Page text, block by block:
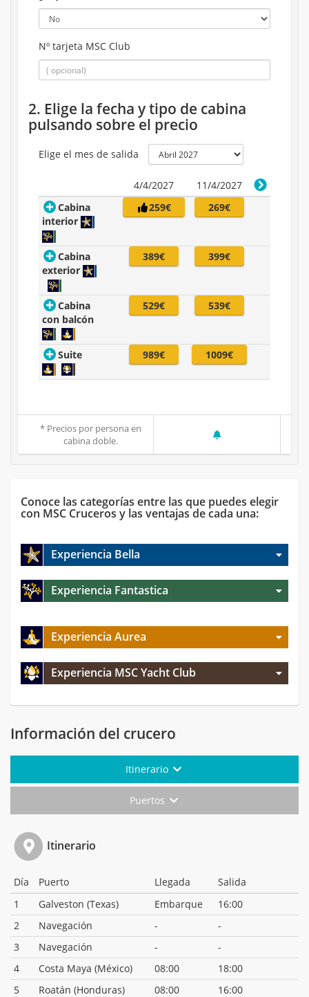
Nº tarjeta MSC Club
2. Elige la fecha y tipo de cabina
pulsando sobre el precio
Elige el mes de salida
4/4/2027
11/4/2027
Cabina
interior
259€ 269€
Cabina
exterior
389€ 399€
Cabina
con balcón
529€ 539€
Suite 989€ 1009€
* Precios por persona en
cabina doble.
Conoce las categorías entre las que puedes elegir
con MSC Cruceros y las ventajas de cada una:
Experiencia Bella
Experiencia Fantastica
Experiencia Aurea
Experiencia MSC Yacht Club
Información del crucero
Itinerario
Puertos
Itinerario
Día Puerto Llegada
Salida
1
Galveston (Texas) Embarque
16:00
2
Navegación -
-
3
Navegación -
-
4
Costa Maya (México) 08:00
18:00
5
Roatán (Honduras) 08:00
16:00